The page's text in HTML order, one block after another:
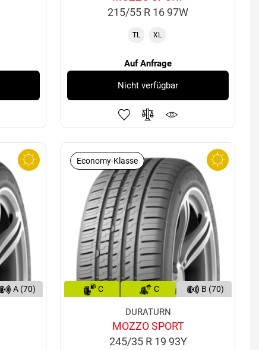
215/55 R 16 97W
TL XL
Auf Anfrage
Nicht verfügbar
A (70)
Economy-Klasse
C C B (70)
DURATURN
MOZZO SPORT
245/35 R 19 93Y